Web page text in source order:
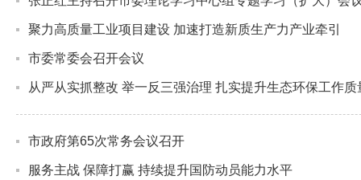
聚力高质量工业项目建设 加速打造新质生产力产业牵引
市委常委会召开会议
从严从实抓整改 举一反三强治理 扎实提升生态环保工作质
市政府第65次常务会议召开
服务主战 保障打赢 持续提升国防动员能力水平